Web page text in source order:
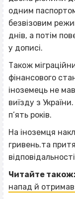
одним
безвізовим
днів, а потім
у дописі.
Також
фінансового
іноземець не
виїзду з
п’ять років.
На іноземця
гривень.та
Читайте також:
напад й отримав